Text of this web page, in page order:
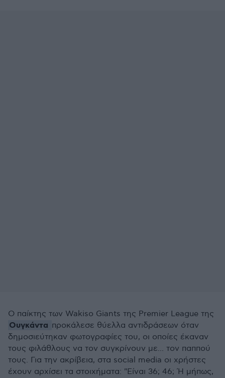
Ο παίκτης των Wakiso Giants της Premier League της
Ουγκάντα προκάλεσε θύελλα αντιδράσεων όταν
δημοσιεύτηκαν φωτογραφίες του, οι οποίες έκαναν
τους φιλάθλους να τον συγκρίνουν με... τον παππού
τους. Για την ακρίβεια, στα social media οι χρήστες
έχουν αρχίσει τα στοιχήματα: "Είναι 36; 46; Ή μήπως,